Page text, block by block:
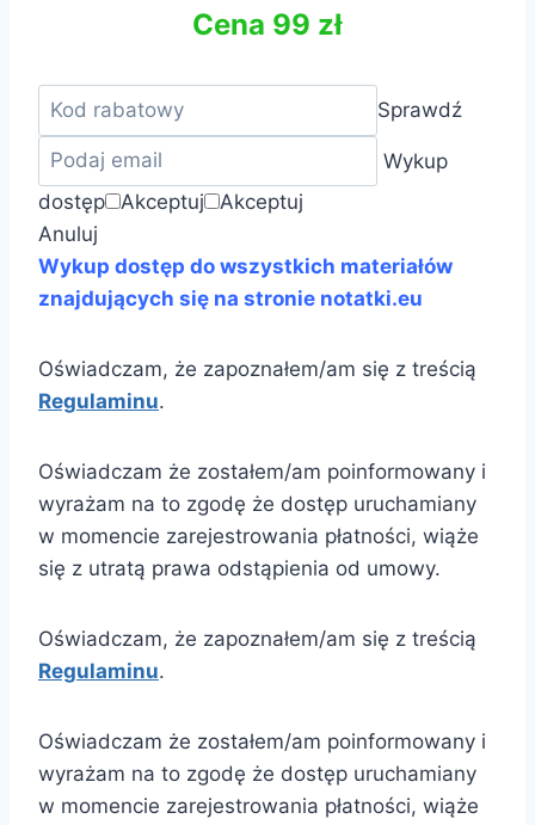
Cena 99 zł
Sprawdź
Wykup
dostęp
Akceptuj
Akceptuj
Anuluj
Wykup dostęp do wszystkich materiałów
znajdujących się na stronie notatki.eu
Oświadczam, że zapoznałem/am się z treścią
Regulaminu.
Oświadczam że zostałem/am poinformowany i
wyrażam na to zgodę że dostęp uruchamiany
w momencie zarejestrowania płatności, wiąże
się z utratą prawa odstąpienia od umowy.
Oświadczam, że zapoznałem/am się z treścią
Regulaminu.
Oświadczam że zostałem/am poinformowany i
wyrażam na to zgodę że dostęp uruchamiany
w momencie zarejestrowania płatności, wiąże